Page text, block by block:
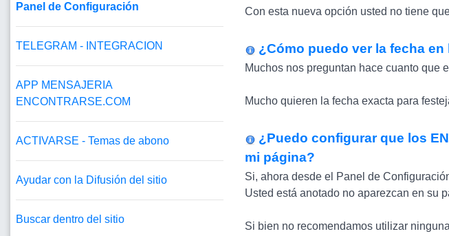
Panel de Configuración
TELEGRAM - INTEGRACION
APP MENSAJERIA
ENCONTRARSE.COM
ACTIVARSE - Temas de abono
Ayudar con la Difusión del sitio
Buscar dentro del sitio
Con esta nueva opción usted no tiene
¿Cómo puedo ver la fecha
Muchos nos preguntan hace cuanto que
Mucho quieren la fecha exacta para
¿Puedo configurar que los
mi página?
Si, ahora desde el Panel de
Usted está anotado no aparezcan en su
Si bien no recomendamos utilizar